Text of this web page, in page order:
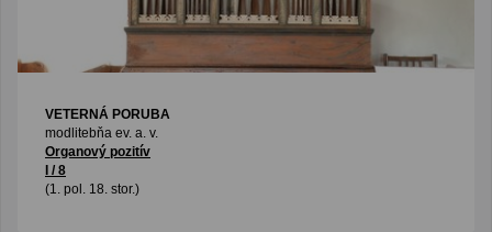
VETERNÁ PORUBA
modlitebňa ev. a. v.
Organový pozitív
I / 8
(1. pol. 18. stor.)